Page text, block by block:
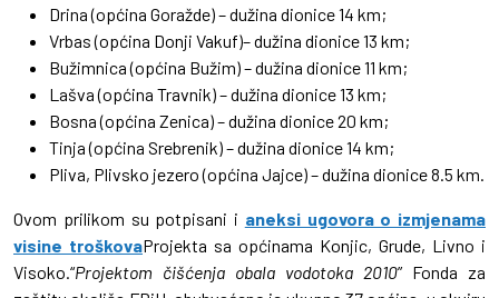
Drina (općina Goražde) – dužina dionice 14 km;
Vrbas (općina Donji Vakuf)– dužina dionice 13 km;
Bužimnica (općina Bužim) – dužina dionice 11 km;
Lašva (općina Travnik) – dužina dionice 13 km;
Bosna (općina Zenica) – dužina dionice 20 km;
Tinja (općina Srebrenik) – dužina dionice 14 km;
Pliva, Plivsko jezero (općina Jajce) – dužina dionice 8.5 km.
Ovom prilikom su potpisani i aneksi ugovora o izmjenama
visine troškovaProjekta sa općinama Konjic, Grude, Livno i
Visoko.“Projektom čišćenja obala vodotoka 2010” Fonda za